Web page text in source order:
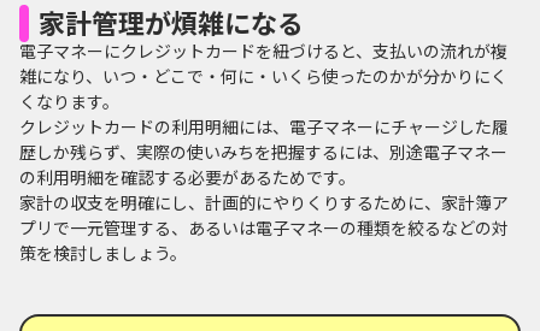
家計管理が煩雑になる
電子マネーにクレジットカードを紐づけると、支払いの流れが複
雑になり、いつ・どこで・何に・いくら使ったのかが分かりにく
くなります。
クレジットカードの利用明細には、電子マネーにチャージした履
歴しか残らず、実際の使いみちを把握するには、別途電子マネー
の利用明細を確認する必要があるためです。
家計の収支を明確にし、計画的にやりくりするために、家計簿ア
プリで一元管理する、あるいは電子マネーの種類を絞るなどの対
策を検討しましょう。